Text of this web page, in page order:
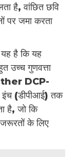
है, वांछित छवि
पर जमा करता
है कि यह
उच्च गुणवत्ता
DCP-
(डीपीआई) तक
है, जो कि
जरूरतों के लिए